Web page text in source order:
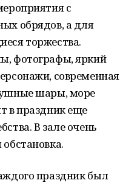
с
обрядов, а для
торжества.
фотографы, яркий
современная
шары, море
в праздник еще
В зале очень
праздник был